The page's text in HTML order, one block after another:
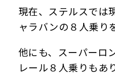
現在、ステルスでは
ャラバンの８人乗り
他にも、スーパーロ
レール８人乗りもあ